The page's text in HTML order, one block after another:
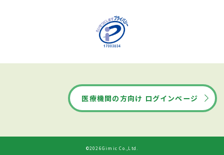
医療機関の方向け ログインページ
©2026Gimic Co.,Ltd.